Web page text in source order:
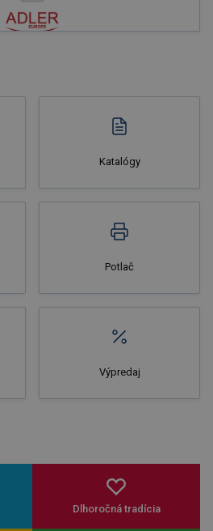
Katalógy
Potlač
Výpredaj
Dlhoročná tradícia